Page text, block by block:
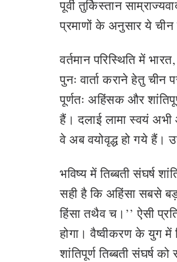
पूर्वी तुर्किस्तान
प्रमाणों के अनुसार ये
वर्तमान परिस्थिति में
पुनः वार्ता कराने हेतु चीन
पूर्णतः अहिंसक और
हैं। दलाई लामा स्वयं अभी
वे अब वयोवृद्ध हो गये
भविष्य में तिब्बती संघर्ष
सही है कि अहिंसा सबसे
हिंसा तथैव च।’’ ऐसी
होगा। वैष्वीकरण के युग में
शांतिपूर्ण तिब्बती संघर्ष